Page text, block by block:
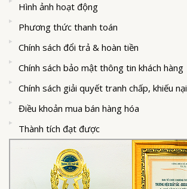
Hình ảnh hoạt động
Phương thức thanh toán
Chính sách đổi trả & hoàn tiền
Chính sách bảo mật thông tin khách hàng
Chính sách giải quyết tranh chấp, khiếu nại
Điều khoản mua bán hàng hóa
Thành tích đạt được